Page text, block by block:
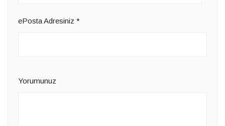
ePosta Adresiniz *
Yorumunuz